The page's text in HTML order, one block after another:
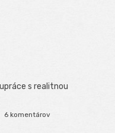
s realitnou
6 komentárov